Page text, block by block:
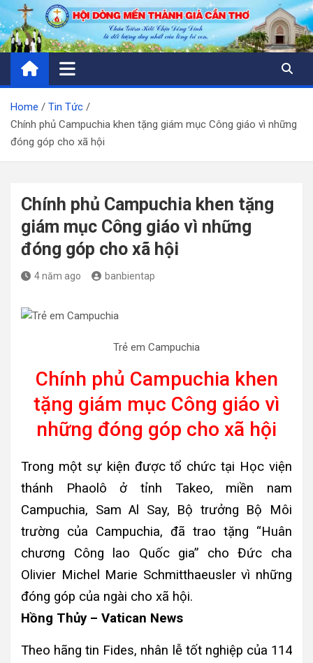
Skip
to
content
Home
Tin Tức
Chính phủ Campuchia khen tặng giám mục Công giáo vì những
đóng góp cho xã hội
Chính phủ Campuchia khen tặng
giám mục Công giáo vì những
đóng góp cho xã hội
4 năm ago banbientap
Trẻ em Campuchia
Chính phủ Campuchia khen
tặng giám mục Công giáo vì
những đóng góp cho xã hội
Trong một sự kiện được tổ chức tại Học viện
thánh Phaolô ở tỉnh Takeo, miền nam
Campuchia, Sam Al Say, Bộ trưởng Bộ Môi
trường của Campuchia, đã trao tặng “Huân
chương Công lao Quốc gia” cho Đức cha
Olivier Michel Marie Schmitthaeusler vì những
đóng góp của ngài cho xã hội.
Hồng Thủy – Vatican News
Theo hãng tin Fides, nhân lễ tốt nghiệp của 114